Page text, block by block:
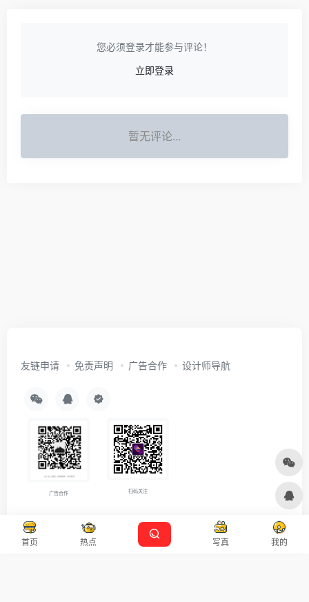
您必须登录才能参与评论！
立即登录
暂无评论...
首页 热点 写真 我的
友链申请 免责声明 广告合作 设计师导航
广告合作 扫码关注
Copyright © 2026沪ICP备2021007899号-5 Designed by 设计资源